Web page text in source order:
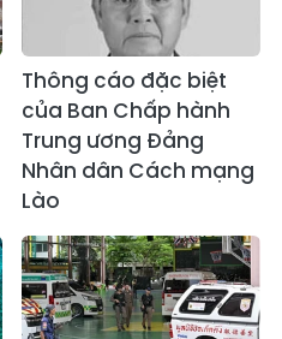
Thông cáo đặc biệt
của Ban Chấp hành
Trung ương Đảng
Nhân dân Cách mạng
Lào